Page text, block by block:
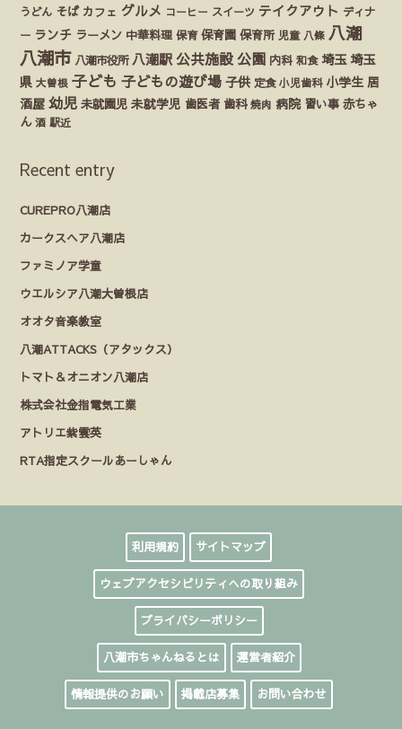
うどん そば カフェ グルメ コーヒー スイーツ テイクアウト ディナ
ー ランチ ラーメン 中華料理 保育 保育園 保育所 児童 八條 八潮
八潮市 八潮市役所 八潮駅 公共施設 公園 内科 和食 埼玉 埼玉
県 大曽根 子ども 子どもの遊び場 子供 定食 小児歯科 小学生 居
酒屋 幼児 未就園児 未就学児 歯医者 歯科 焼肉 病院 習い事 赤ちゃ
ん 酒 駅近
Recent entry
CUREPRO八潮店
カークスヘア八潮店
ファミノア学童
ウエルシア八潮大曽根店
オオタ音楽教室
八潮ATTACKS（アタックス）
トマト＆オニオン八潮店
株式会社金指電気工業
アトリエ紫雲英
RTA指定スクールあーしゃん
利用規約 サイトマップ
ウェブアクセシビリティへの取り組み
プライバシーポリシー
八潮市ちゃんねるとは 運営者紹介
情報提供のお願い 掲載店募集 お問い合わせ